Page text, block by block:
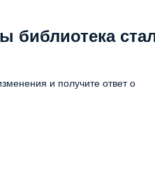
библиотека
и получите ответ о